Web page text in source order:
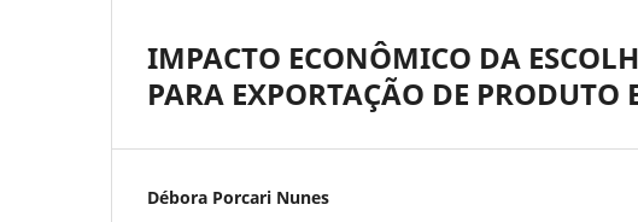
IMPACTO ECONÔMICO DA
PARA EXPORTAÇÃO DE PRODUTO
Débora Porcari Nunes